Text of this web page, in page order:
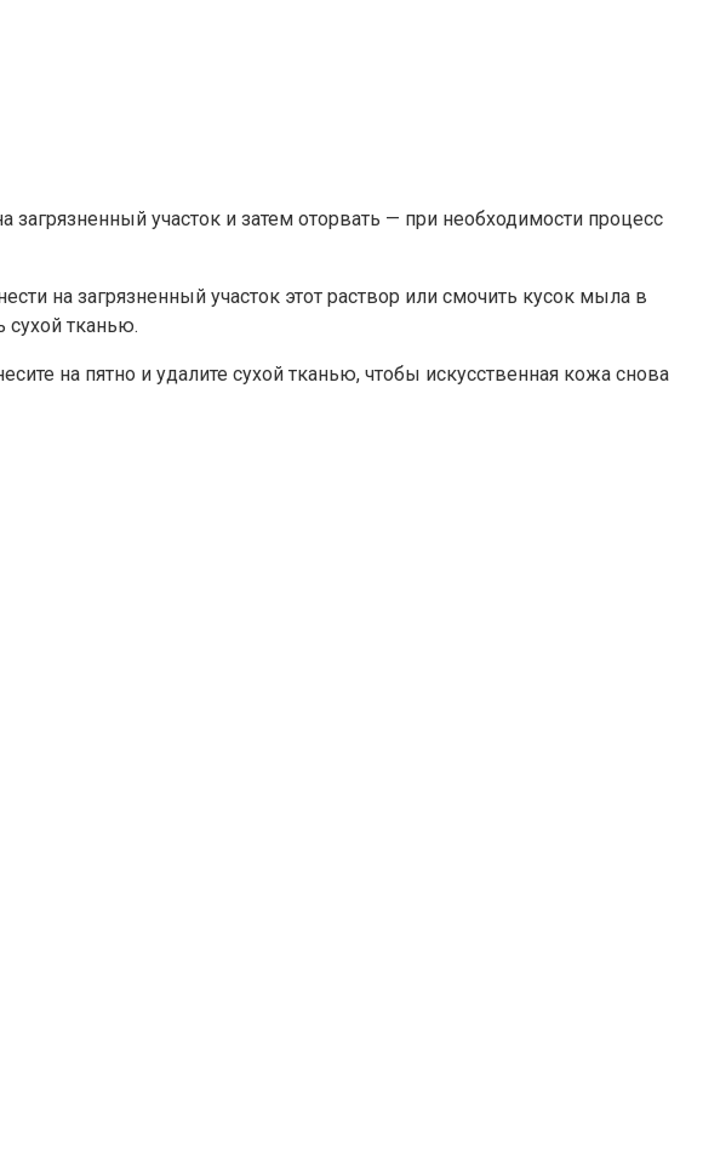
участок и затем оторвать — при необходимости процесс
на загрязненный участок этот раствор или смочить кусок мыла в
сухой тканью.
на пятно и удалите сухой тканью, чтобы искусственная кожа снова